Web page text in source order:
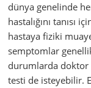
dünya genelinde
hastalığını tanısı
hastaya fiziki
semptomlar
durumlarda doktor
testi de isteyebilir.